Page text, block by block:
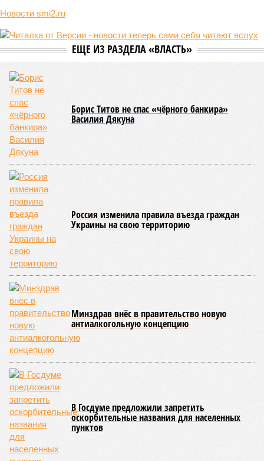
этой мерзости». В реальной жизни участия пытливых
исследователей в организации конца света может не
понадобиться: природа сама разберётся, как и где
уменьшить масштабы человеческой популяции.
(фото: en.wikipedia.org)
Да, наша любимая маленькая планета может быть
единственной, где в пределах Солнечной системы есть
полноценная жизнь, но Земля также регулярно пытается
эту жизнь уничтожить. Так уж вышло, что внутренние
процессы на планете включают в себя всевозможные
геологические, метеорологические и физические явления,
Все стихии сразу
Около 100 лет назад в Поднебесной приключилось то, что
у нас назвали бы тридцатью тремя несчастьями. Страну
последовательно поразили: многолетняя засуха, страшный
паводок, невероятные ливни. Несколько миллионов
человек не пережили этот разгул стихий. Вот что тогда
приключилось.
Зима 1931 года выдалась в Китае чрезвычайно
продолжительной и суровой. Снега образовалось огромное
великой суши, продолжавшегося с 1928-го. Но всё
обратилось катастрофой. Снег растаял, устремился в реки,
начался небывалый паводок, быстро обернувшийся
страшным наводнением, которое обильные весенние ливни
только усугубили. К июню всё это преобразовалось в
массовый потоп, в июле же Китай в дополнение накрыло
сразу девятью циклонами. Последствия оказались
невообразимыми: наводнение погребло под собой